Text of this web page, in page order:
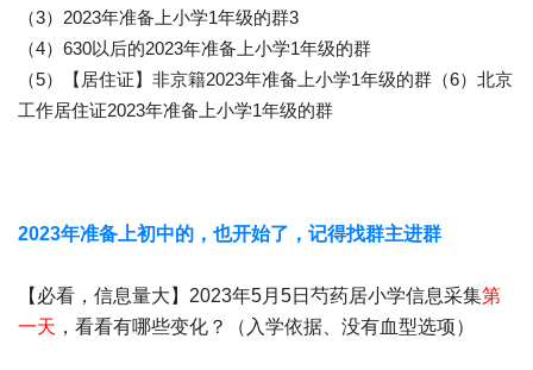
（3）2023年准备上小学1年级的群3
（4）630以后的2023年准备上小学1年级的群
（5）【居住证】非京籍2023年准备上小学1年级的群 （6）北京
工作居住证2023年准备上小学1年级的群
2023年准备上初中的，也开始了，记得找群主进群
【必看，信息量大】2023年5月5日芍药居小学信息采集第
一天 ，看看有哪些变化？（入学依据、没有血型选项）